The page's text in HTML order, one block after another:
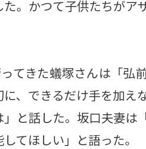
。かつて子供たちがア
てきた蟻塚さんは「弘
、できるだけ手を加え
と話した。坂口夫妻は
てほしい」と語った。